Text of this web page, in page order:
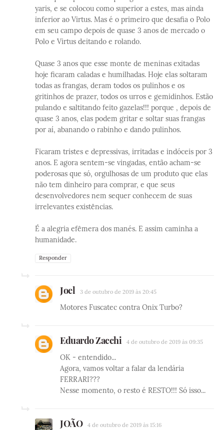
yaris, e se colocou como superior a estes, mas ainda
inferior ao Virtus. Mas é o primeiro que desafia o Polo
em seu campo depois de quase 3 anos de mercado o
Polo e Virtus deitando e rolando.
Quase 3 anos que esse monte de meninas exitadas
hoje ficaram caladas e humilhadas. Hoje elas soltaram
todas as frangas, deram todos os pulinhos e os
gritinhos de prazer, todos os urros e gemidinhos. Estão
pulando e saltitando feito gazelas!!! porque , depois de
quase 3 anos, elas podem gritar e soltar suas frangas
por aí, abanando o rabinho e dando pulinhos.
Ficaram tristes e depressivas, irritadas e indóceis por 3
anos. E agora sentem-se vingadas, então acham-se
poderosas que só, orgulhosas de um produto que elas
não tem dinheiro para comprar, e que seus
desenvolvedores nem sequer conhecem de suas
irrelevantes existências.
É a alegria efêmera dos manés. E assim caminha a
humanidade.
Responder
Joel 3 de outubro de 2019 às 20:45
Motores Fuscatec contra Onix Turbo?
Eduardo Zacchi 4 de outubro de 2019 às 09:35
OK - entendido...
Agora, vamos voltar a falar da lendária
FERRARI???
Nesse momento, o resto é RESTO!!! Só isso...
JOÃO 4 de outubro de 2019 às 15:16